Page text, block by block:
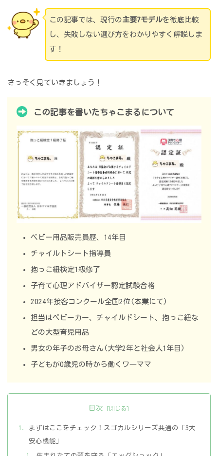
この記事では、現行の主要7モデルを徹底比較
し、失敗しない選び方をわかりやすく解説しま
す！
さっそく見ていきましょう！
この記事を書いたちゃこまるについて
ベビー用品販売員歴、14年目
チャイルドシート指導員
抱っこ紐検定1級修了
子育て心理アドバイザー認定試験合格
2024年接客コンクール全国2位(本業にて)
担当はベビーカー、チャイルドシート、抱っこ紐な
どの大型育児用品
男女の年子のお母さん(大学2年と社会人1年目)
子どもが0歳児の時から働くワ―ママ
目次
まずはここをチェック！スゴカルシリーズ共通の「3大
安心機能」